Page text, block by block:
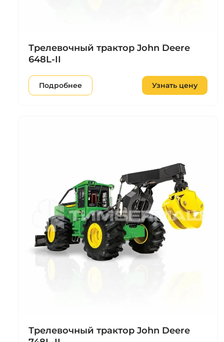
Трелевочный трактор John Deere
648L-II
Подробнее Узнать цену
Трелевочный трактор John Deere